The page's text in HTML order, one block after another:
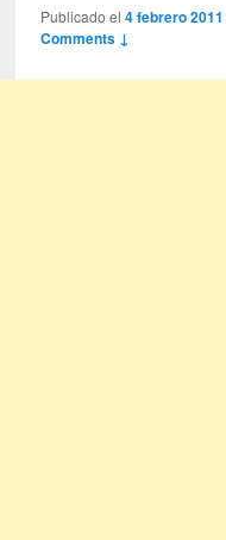
Publicado el4 febrero 2011
Comments ↓